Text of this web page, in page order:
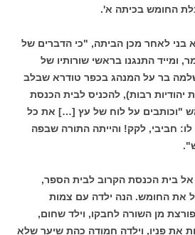
החומש בכיתה א'.
בני לאחר מכן הביתה, "כי הדברים של
ומייד התנגנו בראשי שורותיו של
בר על המנהג בכפר טודרא שבלב
יהודיות רבות), להכניס לבית הכנסת
"וכותבים על לוח של עץ […] את כל
חביבי, לקק! והייתה התורה שבפה
אל בית הכנסת הקרוב לבית הספר,
את החומש. הנה ילדה עם צמות
מן השורה לחבקו, וילד שחום,
את פניו, וילדה חמודה כהת שיער שלא